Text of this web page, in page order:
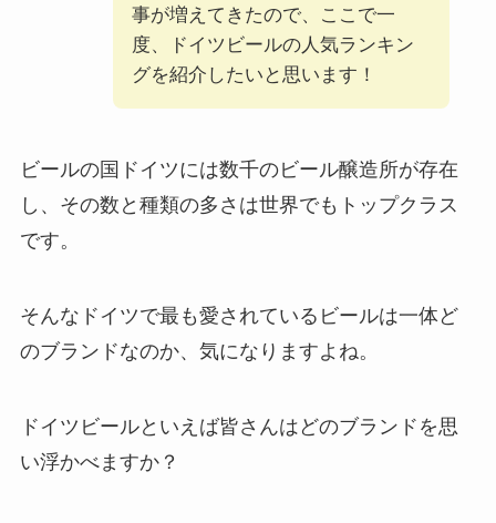
事が増えてきたので、ここで一
度、ドイツビールの人気ランキン
グを紹介したいと思います！
ビールの国ドイツには数千のビール醸造所が存在
し、その数と種類の多さは世界でもトップクラス
です。
そんなドイツで最も愛されているビールは一体ど
のブランドなのか、気になりますよね。
ドイツビールといえば皆さんはどのブランドを思
い浮かべますか？